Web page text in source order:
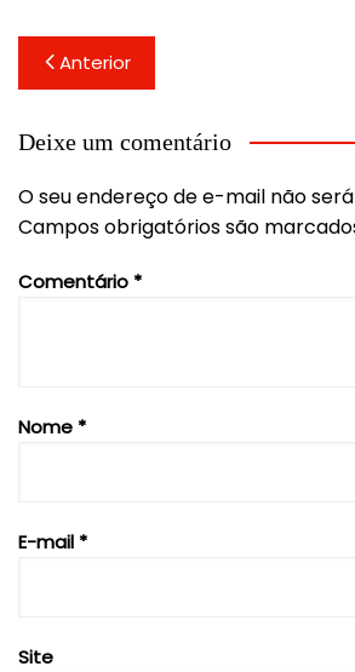
Navegação
de
Post
Anterior
Deixe um comentário
O seu endereço de e-mail não
Campos obrigatórios são
Comentário *
Nome *
E-mail *
Site